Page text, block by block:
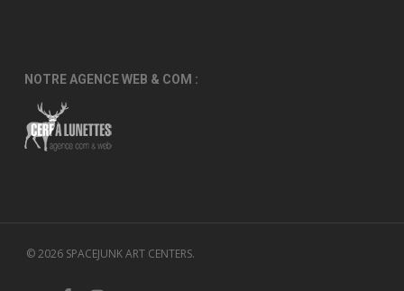
NOTRE AGENCE WEB & COM :
© 2026 SPACEJUNK ART CENTERS.